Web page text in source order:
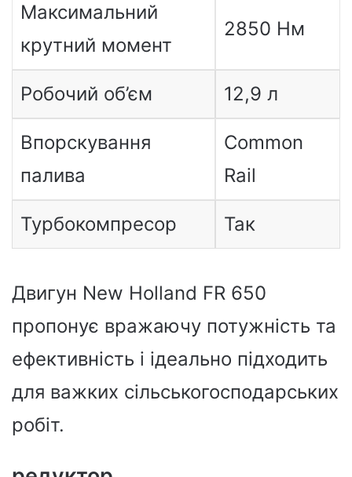
Максимальний
крутний момент
2850 Нм
Робочий об’єм 12,9 л
Впорскування
палива
Common
Rail
Турбокомпресор Так
Двигун New Holland FR 650
пропонує вражаючу потужність та
ефективність і ідеально підходить
для важких сільськогосподарських
робіт.